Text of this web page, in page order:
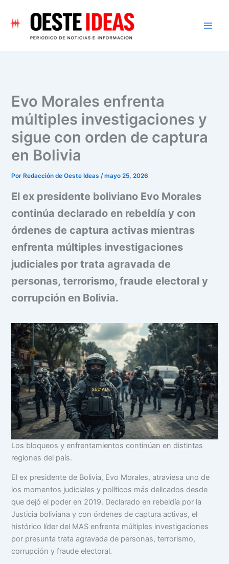
contenido
Evo Morales enfrenta
múltiples investigaciones y
sigue con orden de captura
en Bolivia
Por Redacción de Oeste Ideas/mayo 25, 2026
El ex presidente boliviano Evo Morales
continúa declarado en rebeldía y con
órdenes de captura activas mientras
enfrenta múltiples investigaciones
judiciales por trata agravada de
personas, terrorismo, fraude electoral y
corrupción en Bolivia.
Los bloqueos y enfrentamientos continúan en distintas
regiones del país.
El ex presidente de Bolivia, Evo Morales, atraviesa uno de
los momentos judiciales y políticos más delicados desde
que dejó el poder en 2019. Declarado en rebeldía por la
Justicia boliviana y con órdenes de captura activas, el
histórico líder del MAS enfrenta múltiples investigaciones
por presunta trata agravada de personas, terrorismo,
corrupción y fraude electoral.